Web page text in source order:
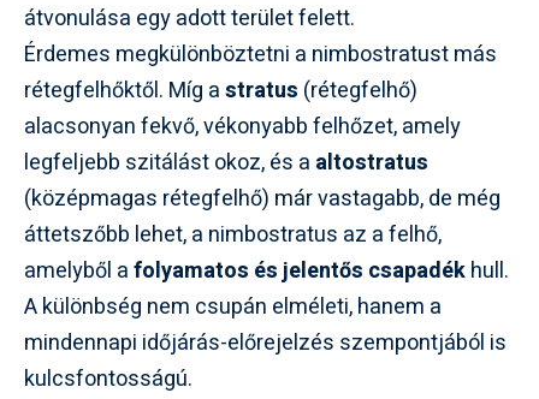
átvonulása egy adott terület felett.
Érdemes megkülönböztetni a nimbostratust más
rétegfelhőktől. Míg astratus (rétegfelhő)
alacsonyan fekvő, vékonyabb felhőzet, amely
legfeljebb szitálást okoz, és a altostratus
(középmagas rétegfelhő) már vastagabb, de még
áttetszőbb lehet, a nimbostratus az a felhő,
amelyből afolyamatos és jelentős csapadékhull.
A különbség nem csupán elméleti, hanem a
mindennapi időjárás-előrejelzés szempontjából is
kulcsfontosságú.